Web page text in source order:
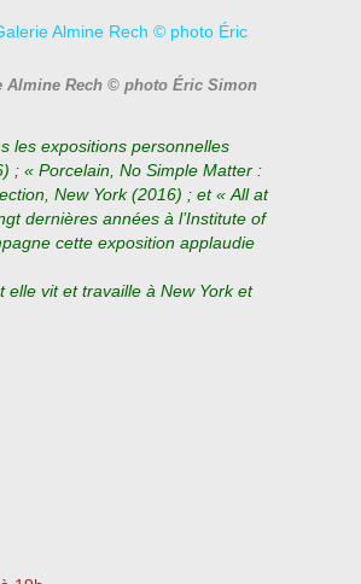
Almine Rech © photo Éric Simon
les expositions personnelles
; « Porcelain, No Simple Matter :
New York (2016) ; et « All at
dernières années à l’Institute of
cette exposition applaudie
vit et travaille à New York et